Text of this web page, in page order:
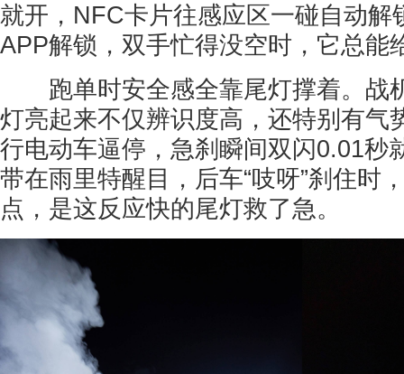
就开，NFC卡片往感应区一碰自动解
APP解锁，双手忙得没空时，它总能
跑单时安全感全靠尾灯撑着。战
灯亮起来不仅辨识度高，还特别有气
行电动车逼停，急刹瞬间双闪0.01秒
带在雨里特醒目，后车“吱呀”刹住时
点，是这反应快的尾灯救了急。